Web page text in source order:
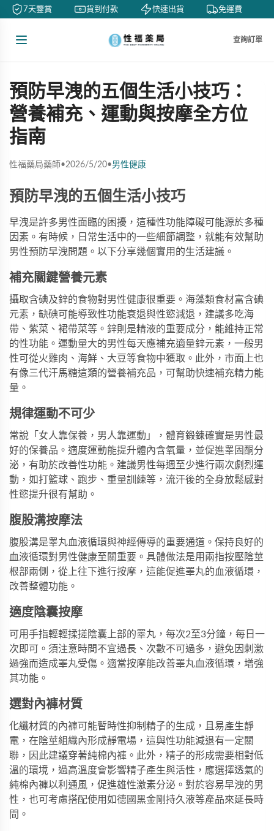
7天鑒賞 貨到付款 快速出貨 免運費
查詢訂單
預防早洩的五個生活小技巧：
營養補充、運動與按摩全方位
指南
性福藥局藥師•2026/5/20•男性健康
預防早洩的五個生活小技巧
早洩是許多男性面臨的困擾，這種性功能障礙可能源於多種
因素。有時候，日常生活中的一些細節調整，就能有效幫助
男性預防早洩問題。以下分享幾個實用的生活建議。
補充關鍵營養元素
攝取含碘及鋅的食物對男性健康很重要。海藻類食材富含碘
元素，缺碘可能導致性功能衰退與性慾減退，建議多吃海
帶、紫菜、裙帶菜等。鋅則是精液的重要成分，能維持正常
的性功能。運動量大的男性每天應補充適量鋅元素，一般男
性可從火雞肉、海鮮、大豆等食物中獲取。此外，市面上也
有像 三代汗馬糖這類的營養補充品，可幫助快速補充精力能
量。
規律運動不可少
常說「女人靠保養，男人靠運動」，體育鍛鍊確實是男性最
好的保養品。適度運動能提升體內含氧量，並促進睾固酮分
泌，有助於改善性功能。建議男性每週至少進行兩次劇烈運
動，如打籃球、跑步、重量訓練等，流汗後的全身放鬆感對
性慾提升很有幫助。
腹股溝按摩法
腹股溝是睾丸血液循環與神經傳導的重要通道。保持良好的
血液循環對男性健康至關重要。具體做法是用兩指按壓陰莖
根部兩側，從上往下進行按摩，這能促進睪丸的血液循環，
改善整體功能。
適度陰囊按摩
可用手指輕輕揉搓陰囊上部的睪丸，每次2至3分鐘，每日一
次即可。須注意時間不宜過長、次數不可過多，避免因刺激
過強而造成睪丸受傷。適當按摩能改善睪丸血液循環，增強
其功能。
選對內褲材質
化纖材質的內褲可能暫時性抑制精子的生成，且易產生靜
電，在陰莖組織內形成靜電場，這與性功能減退有一定關
聯，因此建議穿著純棉內褲。此外，精子的形成需要相對低
溫的環境，過高溫度會影響精子產生與活性，應選擇透氣的
純棉內褲以利通風，促進雄性激素分泌。對於容易早洩的男
性，也可考慮搭配使用如德國黑金剛持久液等產品來延長時
間。